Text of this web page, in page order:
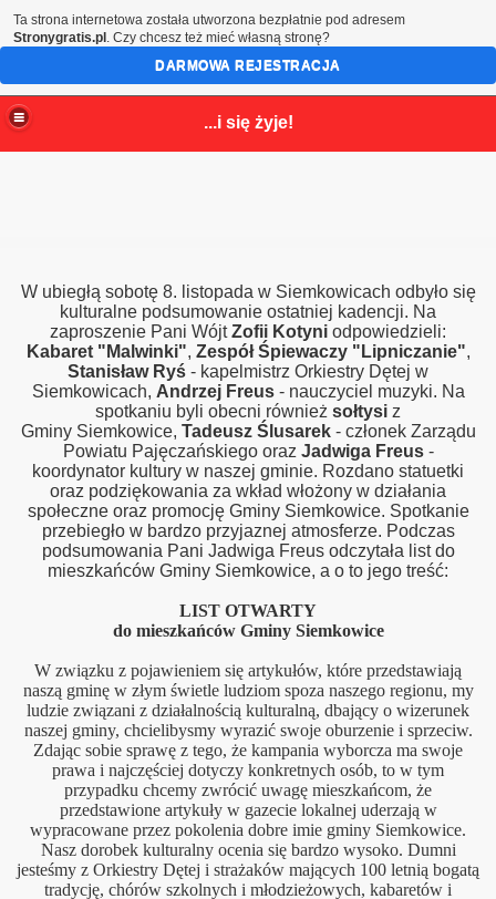
...i się żyje!
W ubiegłą sobotę 8. listopada w Siemkowicach odbyło się
kulturalne podsumowanie ostatniej kadencji. Na
zaproszenie Pani WójtZofii Kotyni odpowiedzieli:
Kabaret "Malwinki", Zespół Śpiewaczy "Lipniczanie",
Stanisław Ryś - kapelmistrz Orkiestry Dętej w
Siemkowicach, Andrzej Freus- nauczyciel muzyki. Na
spotkaniu byli obecni również sołtysi z
Gminy Siemkowice, Tadeusz Ślusarek- członek Zarządu
Powiatu Pajęczańskiego oraz Jadwiga Freus-
koordynator kultury w naszej gminie. Rozdano statuetki
oraz podziękowania za wkład włożony w działania
społeczne oraz promocję Gminy Siemkowice. Spotkanie
przebiegło w bardzo przyjaznej atmosferze. Podczas
podsumowania Pani Jadwiga Freus odczytała list do
mieszkańców Gminy Siemkowice, a o to jego treść:
LIST OTWARTY
do mieszkańców Gminy Siemkowice
W związku z pojawieniem się artykułów, które przedstawiają
naszą gminę w złym świetle ludziom spoza naszego regionu, my
ludzie związani z działalnością kulturalną, dbający o wizerunek
naszej gminy, chcielibysmy wyrazić swoje oburzenie i sprzeciw.
Zdając sobie sprawę z tego, że kampania wyborcza ma swoje
prawa i najczęściej dotyczy konkretnych osób, to w tym
przypadku chcemy zwrócić uwagę mieszkańcom, że
przedstawione artykuły w gazecie lokalnej uderzają w
wypracowane przez pokolenia dobre imie gminy Siemkowice.
Nasz dorobek kulturalny ocenia się bardzo wysoko. Dumni
jesteśmy z Orkiestry Dętej i strażaków mających 100 letnią bogatą
tradycję, chórów szkolnych i młodzieżowych, kabaretów i
2014
Ta strona internetowa została utworzona bezpłatnie pod adresem
Stronygratis.pl . Czy chcesz też mieć własną stronę?
DARMOWA REJESTRACJA